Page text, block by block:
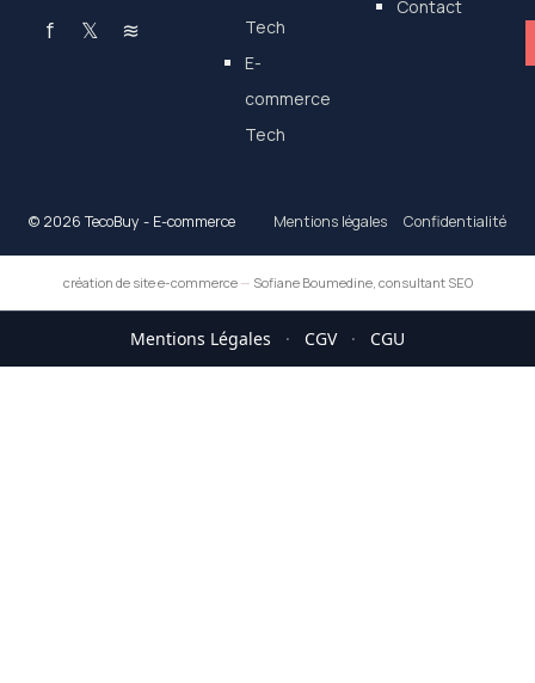
f 𝕏 ≋
Tech
E-
commerce
Tech
Contact
© 2026 TecoBuy - E-commerce Mentions légales Confidentialité
création de site e-commerce— Sofiane Boumedine, consultant SEO
Mentions Légales · CGV · CGU